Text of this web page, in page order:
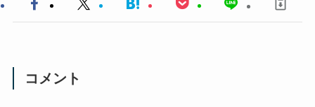
コメント